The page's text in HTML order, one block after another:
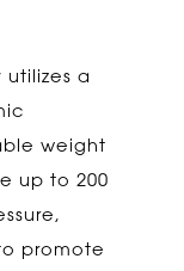
utilizes a
weight
up to 200
promote